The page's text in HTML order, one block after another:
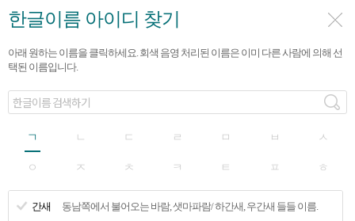
선불상담 시간충전
한글이름 아이디로 회원가입
애니멘토는 일률적인 영어 ID 체계에서 벗어나,
우리 겨레의 얼이 담긴 한글로 ID를 만들어 드리고 있습니다.
고객님들께 선물하오니, 한글로 손쉽게 서비스를 이용해보세요!
한글이름 아이디 찾기
아래 원하는 이름을 클릭하세요. 회색 음영 처리된 이름은 이미 다른 사람에 의해 선
택된 이름입니다.
ㄱ ㄴ ㄷ ㄹ ㅁ ㅂ ㅅ
ㅇ ㅈ ㅊ ㅋ ㅌ ㅍ ㅎ
간새 동남쪽에서 불어오는 바람, 샛마파람/ 하간새, 우간새 들들 이름.